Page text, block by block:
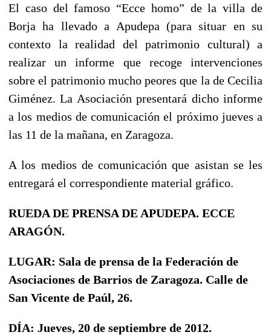
El caso del famoso “Ecce homo” de la villa de
Borja ha llevado a Apudepa (para situar en su
contexto la realidad del patrimonio cultural) a
realizar un informe que recoge intervenciones
sobre el patrimonio mucho peores que la de Cecilia
Giménez. La Asociación presentará dicho informe
a los medios de comunicación el próximo jueves a
las 11 de la mañana, en Zaragoza.
A los medios de comunicación que asistan se les
entregará el correspondiente material gráfico.
RUEDA DE PRENSA DE APUDEPA. ECCE
ARAGÓN.
LUGAR: Sala de prensa de la Federación de
Asociaciones de Barrios de Zaragoza. Calle de
San Vicente de Paúl, 26.
DÍA: Jueves, 20 de septiembre de 2012.